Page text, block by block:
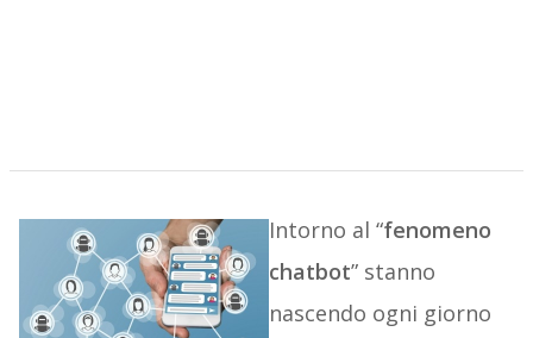
Intorno al “fenomeno
chatbot” stanno
nascendo ogni giorno